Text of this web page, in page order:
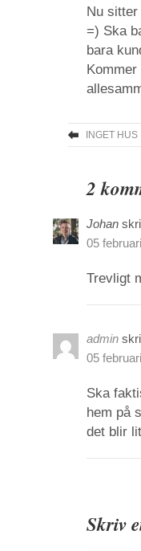
Nu
=) Ska
bara
INGET
2
Johan
05
Trevligt
admin
05
Ska
hem på
det blir
Skriv